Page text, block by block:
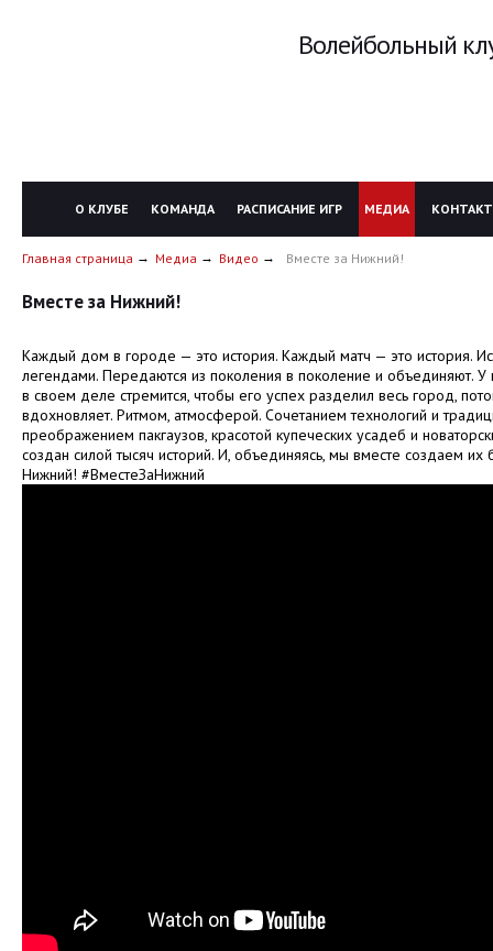
Волейбольный
О КЛУБЕ КОМАНДА РАСПИСАНИЕ ИГР МЕДИА
Главная страница Медиа Видео Вместе за Нижний!
Вместе за Нижний!
Каждый дом в городе — это история. Каждый матч — это история.
легендами. Передаются из поколения в поколение и объединяют. У
в своем деле стремится, чтобы его успех разделил весь город,
вдохновляет. Ритмом, атмосферой. Сочетанием технологий и
преображением пакгаузов, красотой купеческих усадеб и
создан силой тысяч историй. И, объединяясь, мы вместе создаем
Нижний! #ВместеЗаНижний